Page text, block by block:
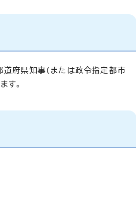
道府県知事(または政令指定都市
す。